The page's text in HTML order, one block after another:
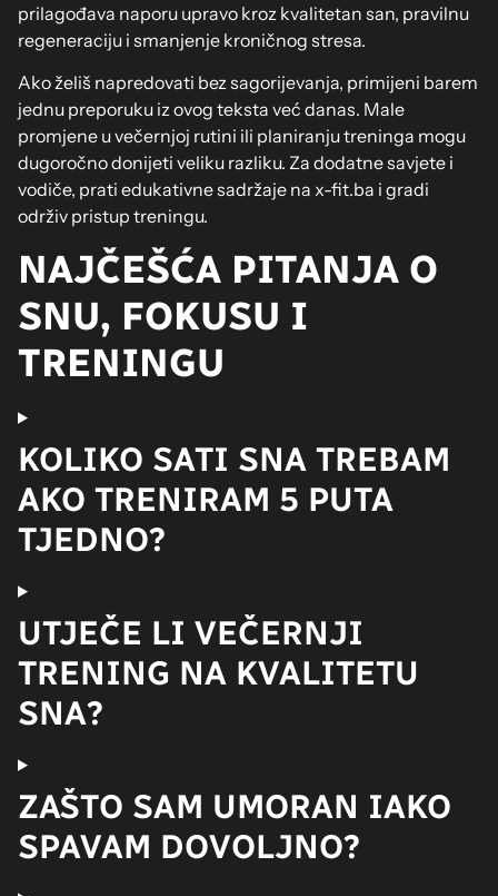
prilagođava naporu upravo kroz kvalitetan san, pravilnu
regeneraciju i smanjenje kroničnog stresa.
Ako želiš napredovati bez sagorijevanja, primijeni barem
jednu preporuku iz ovog teksta već danas. Male
promjene u večernjoj rutini ili planiranju treninga mogu
dugoročno donijeti veliku razliku. Za dodatne savjete i
vodiče, prati edukativne sadržaje na x-fit.ba i gradi
održiv pristup treningu.
NAJČEŠĆA PITANJA O
SNU, FOKUSU I
TRENINGU
KOLIKO SATI SNA TREBAM
AKO TRENIRAM 5 PUTA
TJEDNO?
UTJEČE LI VEČERNJI
TRENING NA KVALITETU
SNA?
ZAŠTO SAM UMORAN IAKO
SPAVAM DOVOLJNO?